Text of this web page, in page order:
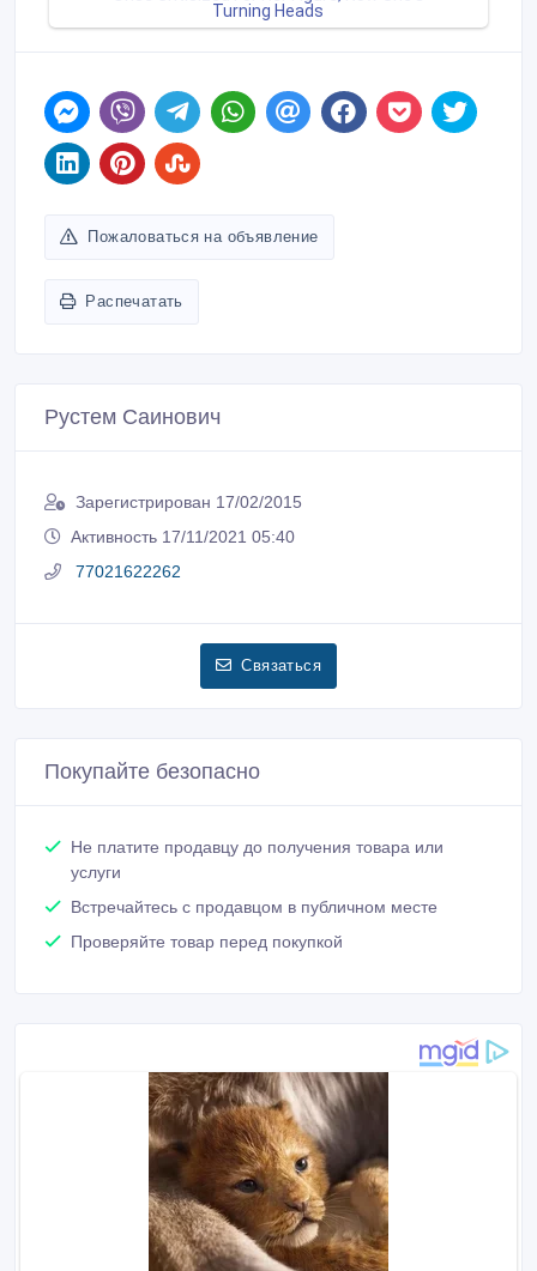
Пожаловаться на объявление
Распечатать
Рустем Саинович
Зарегистрирован 17/02/2015
Активность 17/11/2021 05:40
77021622262
Связаться
Покупайте безопасно
Не платите продавцу до получения товара или
услуги
Встречайтесь с продавцом в публичном месте
Проверяйте товар перед покупкой